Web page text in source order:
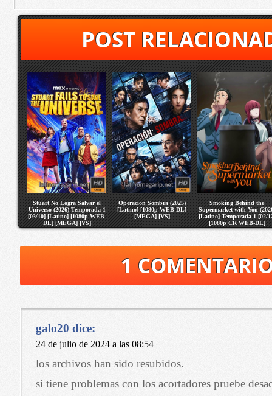
POST
Stuart No Logra Salvar el
Universo (2026) Temporada 1
[03/10] [Latino] [1080p WEB-
DL] [MEGA] [VS]
Operacion Sombra (2025)
[Latino] [1080p WEB-DL]
[MEGA] [VS]
Smoking Behind the
Supermarket with You
[Latino] Temporada 1 [02/
[1080p CR WEB-DL]
[MEGA] [VS]
1
galo20 dice:
24 de julio de 2024 a las 08:54
los archivos han sido resubidos.
si tiene problemas con los acortadores pruebe